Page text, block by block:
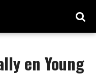
en Young